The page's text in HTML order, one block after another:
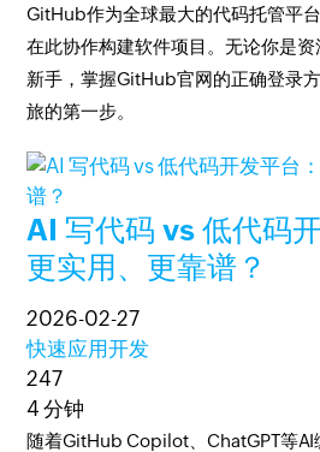
GitHub作为全球最大的代码托管平
在此协作构建软件项目。无论你是
新手，掌握GitHub官网的正确登录
旅的第一步。
AI 写代码 vs 低代码
更实用、更靠谱？
2026-02-27
快速应用开发
247
4 分钟
随着GitHub Copilot、ChatGPT等AI